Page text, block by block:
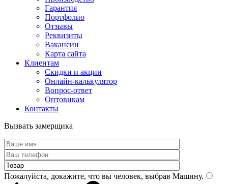
Гарантия
Портфолио
Отзывы
Реквизиты
Вакансии
Карта сайта
Клиентам
Скидки и акции
Онлайн-калькулятор
Вопрос-ответ
Оптовикам
Контакты
Вызвать замерщика
Пожалуйста, докажите, что вы человек, выбрав Машину.